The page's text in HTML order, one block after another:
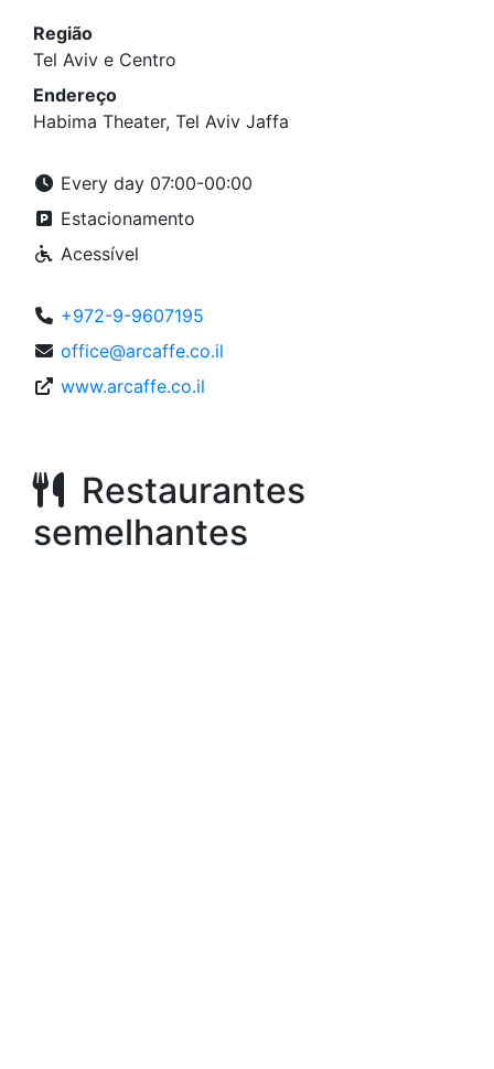
Região
Tel Aviv e Centro
Endereço
Habima Theater, Tel Aviv Jaffa
Every day 07:00-00:00
Estacionamento
Acessível
+972-9-9607195
office@arcaffe.co.il
www.arcaffe.co.il
Restaurantes
semelhantes